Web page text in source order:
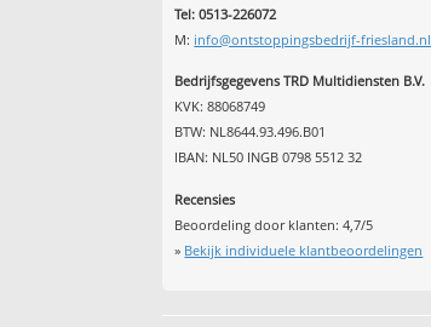
Tel: 0513-226072
M: info@ontstoppingsbedrijf-friesland.nl
Bedrijfsgegevens TRD Multidiensten B.V.
KVK: 88068749
BTW: NL8644.93.496.B01
IBAN: NL50 INGB 0798 5512 32
Recensies
Beoordeling door klanten:4,7/5
» Bekijk individuele klantbeoordelingen